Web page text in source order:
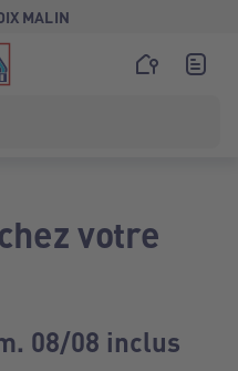
MALIN
votre
08/08 inclus